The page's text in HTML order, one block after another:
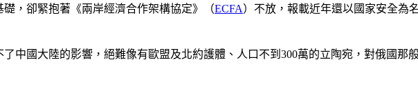
，卻緊抱著《兩岸經濟合作架構協定》（ECFA）不放，報載近年還以國家安全為
中國大陸的影響，絕難像有歐盟及北約護體、人口不到300萬的立陶宛，對俄國那